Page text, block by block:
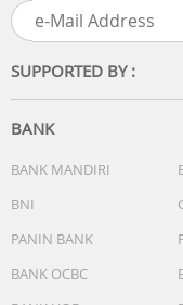
SUPPORTED BY :
BANK
BANK MANDIRI
BNI
PANIN BANK
BANK OCBC